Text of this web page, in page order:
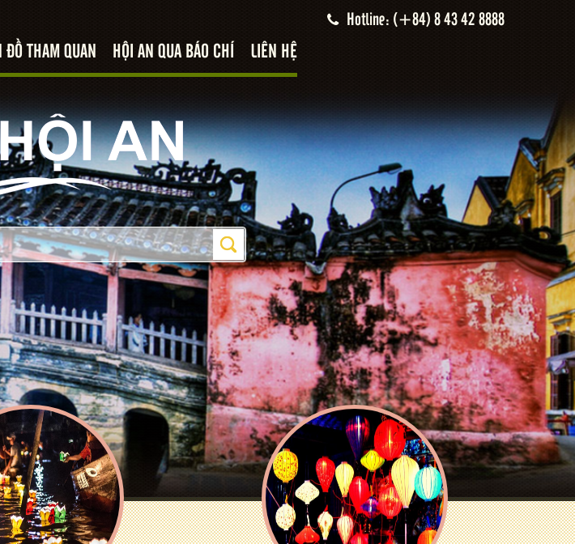
Hotline: (+84) 8 43 42 8888
ĐỒ THAM QUAN HỘI AN QUA BÁO CHÍ LIÊN HỆ